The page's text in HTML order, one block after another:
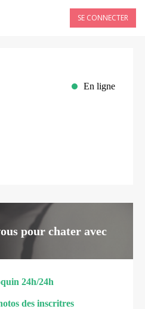
SE CONNECTER
En ligne
pour chater avec
24h/24h
des inscritres